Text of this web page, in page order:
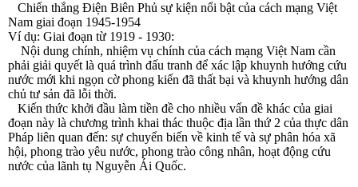
Chiến thắng Điện Biên Phủ sự kiện nổi bật của cách mạng Việt
Nam giai đoạn 1945-1954
Ví dụ: Giai đoạn từ 1919 - 1930:
Nội dung chính, nhiệm vụ chính của cách mạng Việt Nam cần
phải giải quyết là quá trình đấu tranh để xác lập khuynh hướng cứu
nước mới khi ngọn cờ phong kiến đã thất bại và khuynh hướng dân
chủ tư sản đã lỗi thời.
Kiến thức khởi đầu làm tiền đề cho nhiều vấn đề khác của giai
đoạn này là chương trình khai thác thuộc địa lần thứ 2 của thực dân
Pháp liên quan đến: sự chuyển biến về kinh tế và sự phân hóa xã
hội, phong trào yêu nước, phong trào công nhân, hoạt động cứu
nước của lãnh tụ Nguyễn Ái Quốc.